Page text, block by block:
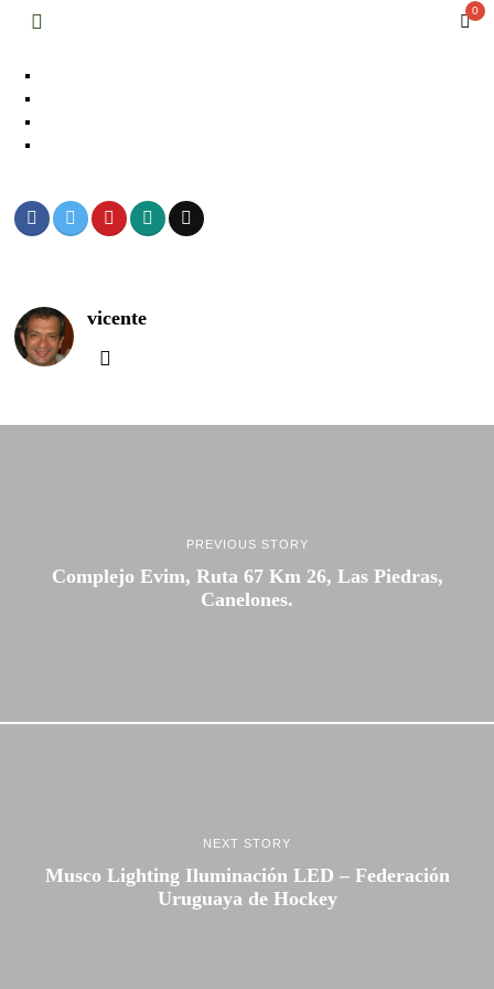
0
vicente
PREVIOUS STORY
Complejo Evim, Ruta 67 Km 26, Las Piedras,
Canelones.
NEXT STORY
Musco Lighting Iluminación LED – Federación
Uruguaya de Hockey